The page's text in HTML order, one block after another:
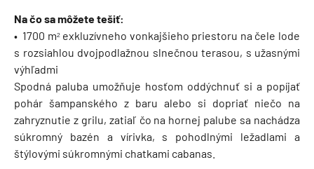
Na čo sa môžete tešiť:
• 1700 m²exkluzívneho vonkajšieho priestoru na čele lode
s rozsiahlou dvojpodlažnou slnečnou terasou, s užasnými
výhľadmi
Spodná paluba umožňuje hosťom oddýchnuť si a popíjať
pohár šampanského z baru alebo si dopriať niečo na
zahryznutie z grilu, zatiaľ čo na hornej palube sa nachádza
súkromný bazén a vírivka, s pohodlnými ležadlami a
štýlovými súkromnými ​​chatkami cabanas.